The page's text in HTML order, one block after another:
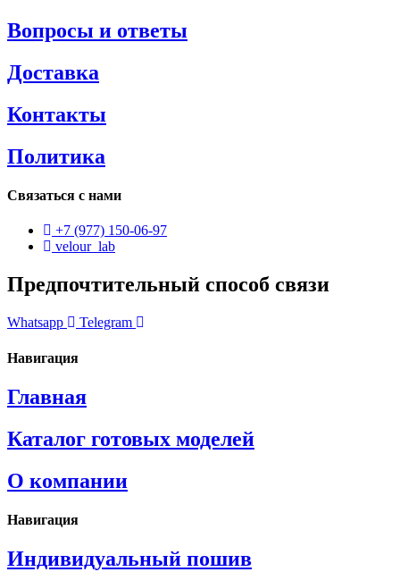
Вопросы и ответы
Доставка
Контакты
Политика
Связаться с нами
+7 (977) 150-06-97
velour_lab
Предпочтительный способ связи
Whatsapp Telegram
Навигация
Главная
Каталог готовых моделей
О компании
Навигация
Индивидуальный пошив